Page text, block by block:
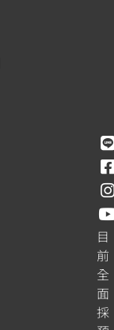
目
前
全
面
採